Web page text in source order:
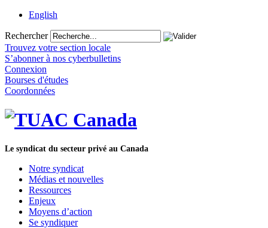
English
Rechercher
Trouvez votre section locale
S’abonner à nos cyberbulletins
Connexion
Bourses d'études
Coordonnées
Le syndicat du secteur privé au Canada
Notre syndicat
Médias et nouvelles
Ressources
Enjeux
Moyens d’action
Se syndiquer